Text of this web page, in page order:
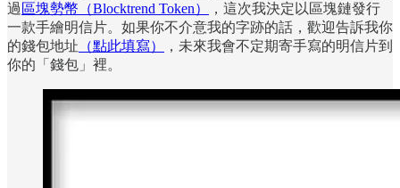
過 區塊勢幣（Blocktrend Token）
，這次我決定以區塊鏈發行
一款手繪明信片。如果你不介意我的字跡的話，歡迎告訴我你
的錢包地址 （點此填寫）
，未來我會不定期寄手寫的明信片到
你的「錢包」裡。